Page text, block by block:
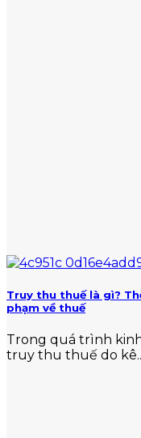
Truy thu thuế là gì?
phạm về thuế
Trong quá trình
truy thu thuế do